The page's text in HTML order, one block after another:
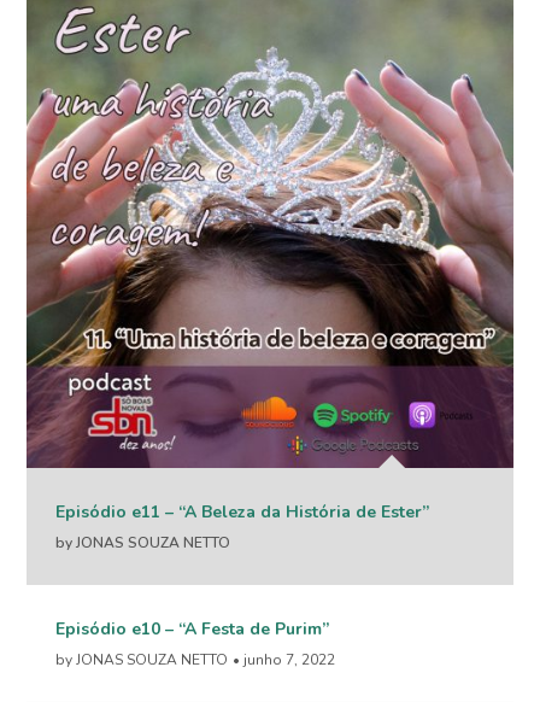
Episódio e11 – “A Beleza da História de Ester”
by JONAS SOUZA NETTO
Episódio e10 – “A Festa de Purim”
by JONAS SOUZA NETTO • junho 7, 2022